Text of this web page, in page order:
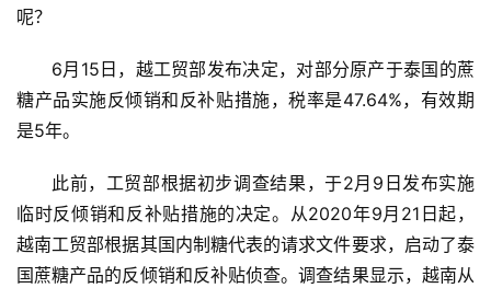
呢？
6月15日，越工贸部发布决定，对部分原产于泰国的蔗
糖产品实施反倾销和反补贴措施，税率是47.64%，有效期
是5年。
此前，工贸部根据初步调查结果，于2月9日发布实施
临时反倾销和反补贴措施的决定。从2020年9月21日起，
越南工贸部根据其国内制糖代表的请求文件要求，启动了泰
国蔗糖产品的反倾销和反补贴侦查。调查结果显示，越南从